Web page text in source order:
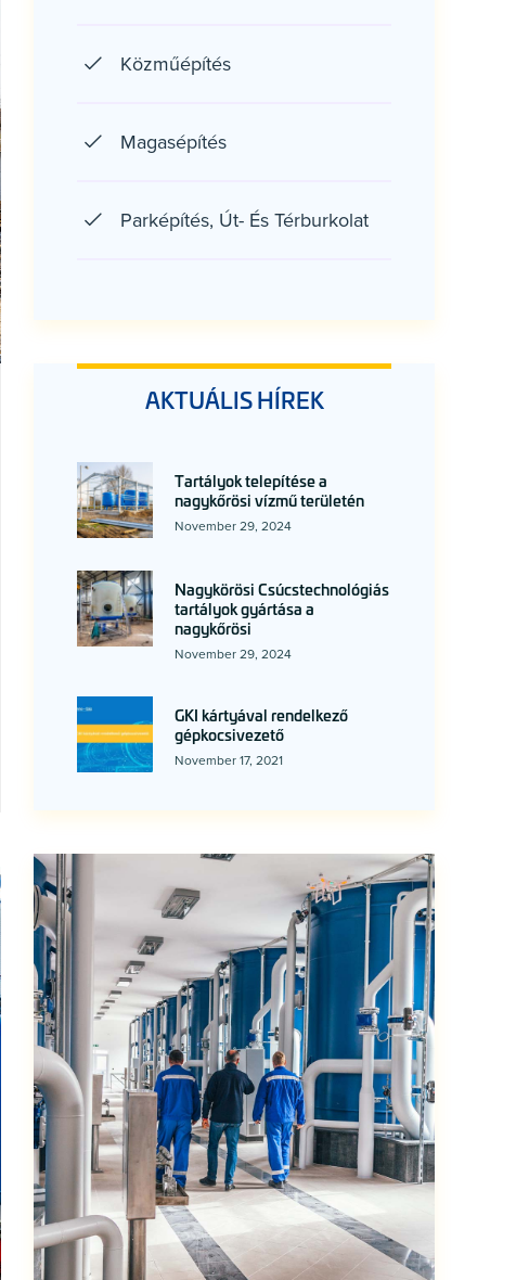
Közműépítés
Magasépítés
Parképítés, Út- És Térburkolat
AKTUÁLIS HÍREK
Tartályok telepítése a
nagykőrösi vízmű területén
November 29, 2024
Nagykörösi Csúcstechnológiás
tartályok gyártása a
nagykőrösi
November 29, 2024
GKI kártyával rendelkező
gépkocsivezető
November 17, 2021